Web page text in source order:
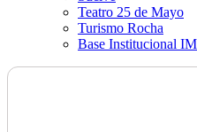
Teatro 25 de Mayo
Turismo Rocha
Base Institucional